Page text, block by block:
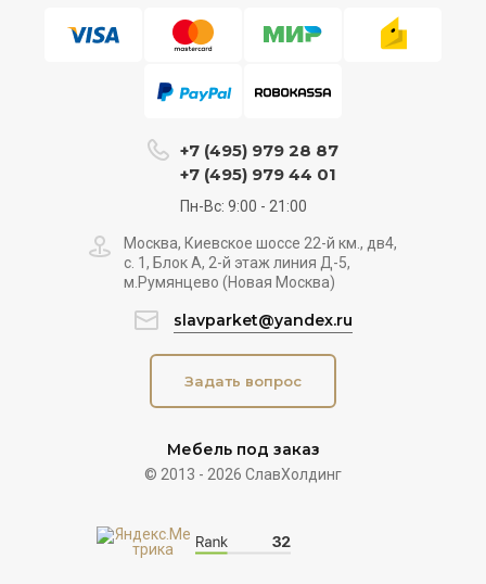
Мебель под заказ
© 2013 - 2026 СлавХолдинг
+7 (495) 979 28 87
+7 (495) 979 44 01
Пн-Вс: 9:00 - 21:00
Москва, Киевское шоссе 22-й км., дв4,
с. 1, Блок А, 2-й этаж линия Д-5,
м.Румянцево (Новая Москва)
slavparket@yandex.ru
Задать вопрос